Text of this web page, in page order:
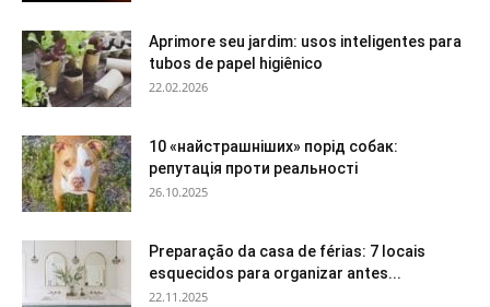
Aprimore seu jardim: usos inteligentes para
tubos de papel higiênico
22.02.2026
10 «найстрашніших» порід собак:
репутація проти реальності
26.10.2025
Preparação da casa de férias: 7 locais
esquecidos para organizar antes...
22.11.2025